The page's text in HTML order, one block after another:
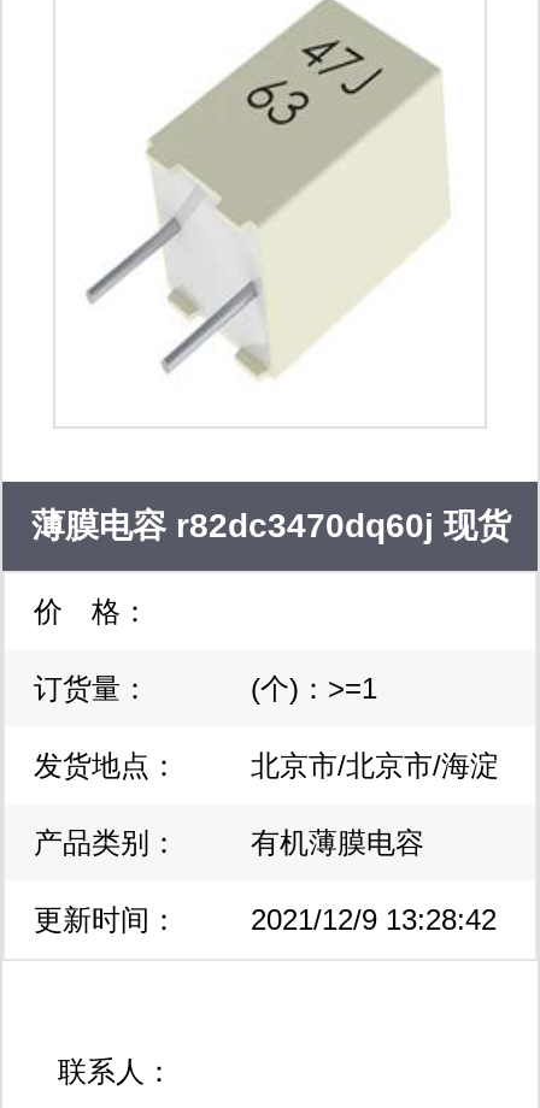
薄膜电容 r82dc3470dq60j 现货
库存
价 格：
订货量： (个)：>=1
发货地点： 北京市/北京市/海淀
区
产品类别： 有机薄膜电容
更新时间： 2021/12/9 13:28:42
联系人：